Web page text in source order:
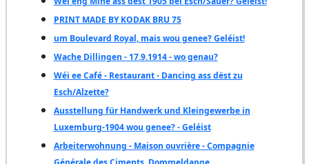
PRINT MADE BY KODAK BRU 75
um Boulevard Royal, mais wou genee? Geléist!
Wache Dillingen - 17.9.1914 - wo genau?
Wéi ee Café - Restaurant - Dancing ass dëst zu
Esch/Alzette?
Ausstellung für Handwerk und Kleingewerbe in
Luxemburg-1904 wou genee? - Geléist
Arbeiterwohnung - Maison ouvrière - Compagnie